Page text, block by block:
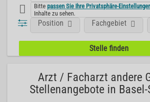
Bittepassen Sie Ihre Privatsphäre-
Inhalte zu sehen.
Position Fachgebiet
Arzt / Facharzt andere
Stellenangebote in